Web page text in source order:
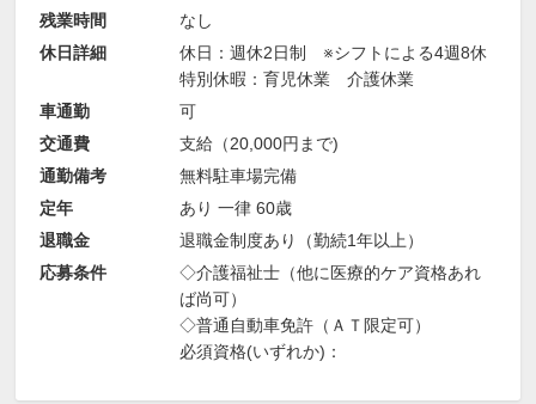
残業時間
なし
休日詳細
休日：週休2日制 ※シフトによる4週8休
特別休暇：育児休業 介護休業
車通勤
可
交通費
支給（20,000円まで)
通勤備考
無料駐車場完備
定年
あり 一律 60歳
退職金
退職金制度あり（勤続1年以上）
応募条件
◇介護福祉士（他に医療的ケア資格あれ
ば尚可）
◇普通自動車免許（ＡＴ限定可）
必須資格(いずれか)：